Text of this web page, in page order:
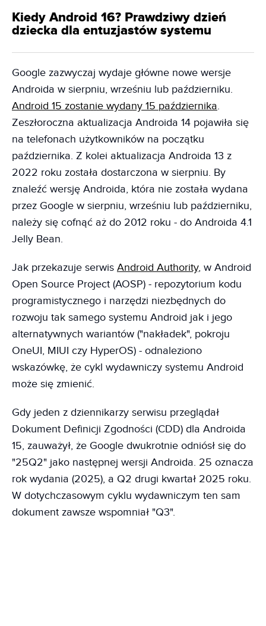
Kiedy Android 16? Prawdziwy dzień
dziecka dla entuzjastów systemu
Google zazwyczaj wydaje główne nowe wersje
Androida w sierpniu, wrześniu lub październiku.
Android 15 zostanie wydany 15 października.
Zeszłoroczna aktualizacja Androida 14 pojawiła się
na telefonach użytkowników na początku
października. Z kolei aktualizacja Androida 13 z
2022 roku została dostarczona w sierpniu. By
znaleźć wersję Androida, która nie została wydana
przez Google w sierpniu, wrześniu lub październiku,
należy się cofnąć aż do 2012 roku - do Androida 4.1
Jelly Bean.
Jak przekazuje serwis Android Authority, w Android
Open Source Project (AOSP) - repozytorium kodu
programistycznego i narzędzi niezbędnych do
rozwoju tak samego systemu Android jak i jego
alternatywnych wariantów ("nakładek", pokroju
OneUI, MIUI czy HyperOS) - odnaleziono
wskazówkę, że cykl wydawniczy systemu Android
może się zmienić.
Gdy jeden z dziennikarzy serwisu przeglądał
Dokument Definicji Zgodności (CDD) dla Androida
15, zauważył, że Google dwukrotnie odniósł się do
"25Q2" jako następnej wersji Androida. 25 oznacza
rok wydania (2025), a Q2 drugi kwartał 2025 roku.
W dotychczasowym cyklu wydawniczym ten sam
dokument zawsze wspomniał "Q3".